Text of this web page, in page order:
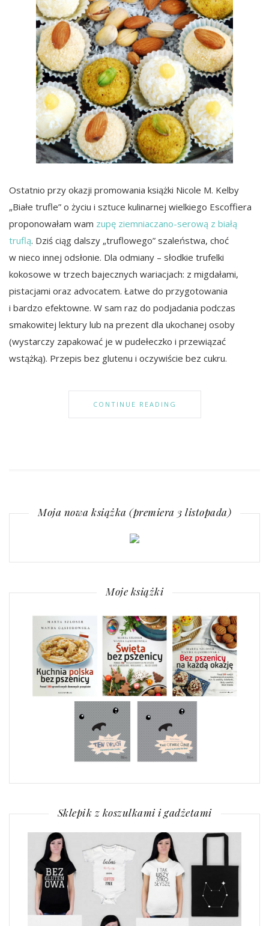
Ostatnio przy okazji promowania książki Nicole M. Kelby
„Białe trufle” o życiu i sztuce kulinarnej wielkiego Escoffiera
proponowałam wam zupę ziemniaczano-serową z białą
truflą. Dziś ciąg dalszy „truflowego” szaleństwa, choć
w nieco innej odsłonie. Dla odmiany – słodkie trufelki
kokosowe w trzech bajecznych wariacjach: z migdałami,
pistacjami oraz advocatem. Łatwe do przygotowania
i bardzo efektowne. W sam raz do podjadania podczas
smakowitej lektury lub na prezent dla ukochanej osoby
(wystarczy zapakować je w pudełeczko i przewiązać
wstążką). Przepis bez glutenu i oczywiście bez cukru.
CONTINUE READING
Moja nowa książka (premiera 3 listopada)
Moje książki
Sklepik z koszulkami i gadżetami